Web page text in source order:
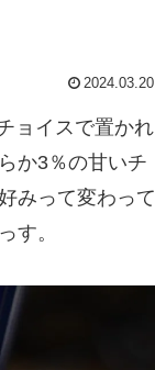
2024.03.20
ョイスで置かれ
か3％の甘いチ
みって変わって
す。